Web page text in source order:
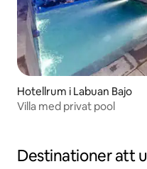
Hotellrum i Labuan Bajo
Villa med privat pool
Destinationer att